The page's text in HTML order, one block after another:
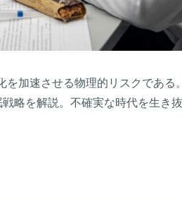
加速させる物理的リスクである
略を解説。不確実な時代を生き